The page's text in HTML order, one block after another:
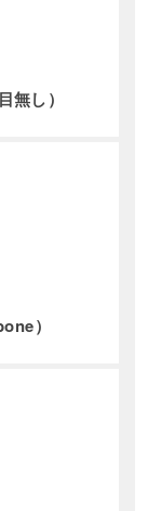
無し）
）